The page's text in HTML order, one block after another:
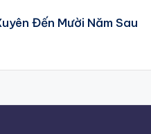
Đến Mười Năm Sau